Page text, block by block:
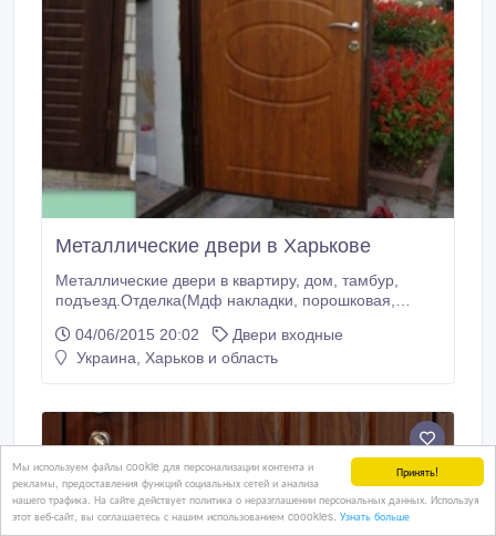
Принять!
Мы используем файлы cookie для персонализации контента и
рекламы, предоставления функций социальных сетей и анализа
нашего трафика. На сайте действует политика о неразглашении персональных данных. Используя
этот веб-сайт, вы соглашаетесь с нашим использованием coookies. Узнать больше
Металлические двери в Харькове
Металлические двери в квартиру, дом, тамбур,
подъезд.Отделка(Мдф накладки, порошковая,
доставка, установка..
04/06/2015 20:02
Двери входные
Украина, Харьков и область